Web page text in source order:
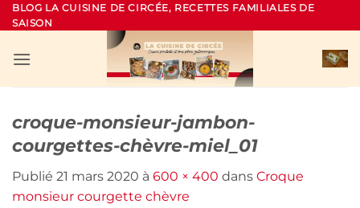
Passer
au
BLOG LA CUISINE DE CIRCÉE, RECETTES FAMILIALES DE
SAISON
croque-monsieur-jambon-
courgettes-chèvre-miel_01
Publié 21 mars 2020 à 600 × 400 dans Croque
monsieur courgette chèvre